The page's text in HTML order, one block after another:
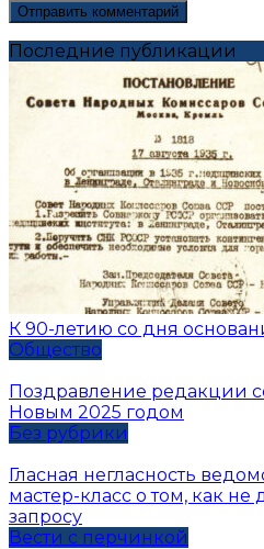
Последние публикации
К 90-летию со дня
Общество
Поздравление редакции
Новым 2025 годом
Без рубрики
Гласная негласность
мастер-класс о том, как не
запросу
Вести с перчинкой